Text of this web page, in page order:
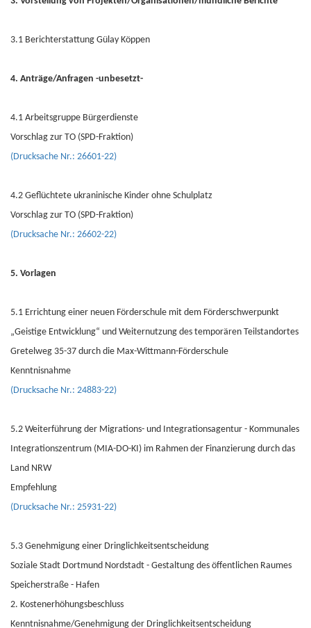
3.1 Berichterstattung Gülay Köppen
4. Anträge/Anfragen -unbesetzt-
4.1 Arbeitsgruppe Bürgerdienste
Vorschlag zur TO (SPD-Fraktion)
(Drucksache Nr.: 26601-22)
4.2 Geflüchtete ukraninische Kinder ohne Schulplatz
Vorschlag zur TO (SPD-Fraktion)
(Drucksache Nr.: 26602-22)
5. Vorlagen
5.1 Errichtung einer neuen Förderschule mit dem Förderschwerpunkt
„Geistige Entwicklung“ und Weiternutzung des temporären Teilstandortes
Gretelweg 35-37 durch die Max-Wittmann-Förderschule
Kenntnisnahme
(Drucksache Nr.: 24883-22)
5.2 Weiterführung der Migrations- und Integrationsagentur - Kommunales
Integrationszentrum (MIA-DO-KI) im Rahmen der Finanzierung durch das
Land NRW
Empfehlung
(Drucksache Nr.: 25931-22)
5.3 Genehmigung einer Dringlichkeitsentscheidung
Soziale Stadt Dortmund Nordstadt - Gestaltung des öffentlichen Raumes
Speicherstraße - Hafen
2. Kostenerhöhungsbeschluss
Kenntnisnahme/Genehmigung der Dringlichkeitsentscheidung